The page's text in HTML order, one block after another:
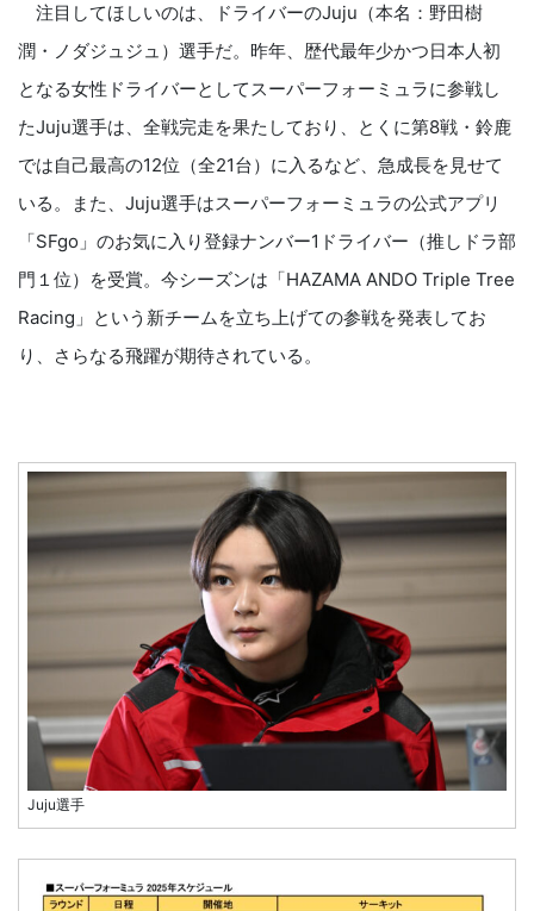
注目してほしいのは、ドライバーのJuju（本名：野田樹
潤・ノダジュジュ）選手だ。昨年、歴代最年少かつ日本人初
となる女性ドライバーとしてスーパーフォーミュラに参戦し
たJuju選手は、全戦完走を果たしており、とくに第8戦・鈴鹿
では自己最高の12位（全21台）に入るなど、急成長を見せて
いる。また、Juju選手はスーパーフォーミュラの公式アプリ
「SFgo」のお気に入り登録ナンバー1ドライバー（推しドラ部
門１位）を受賞。今シーズンは「HAZAMA ANDO Triple Tree
Racing」という新チームを立ち上げての参戦を発表してお
り、さらなる飛躍が期待されている。
Juju選手